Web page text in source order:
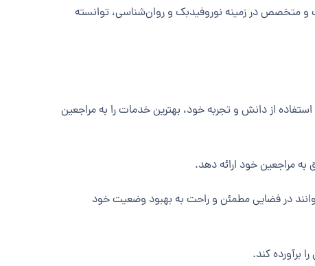
و متخصص در زمینه نوروفیدبک و روان‌شناسی، توانسته
از دانش و تجربه خود، بهترین خدمات را به مراجعین
در فضایی مطمئن و راحت به بهبود وضعیت خود